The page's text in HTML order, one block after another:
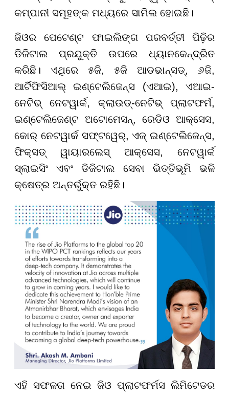
କମ୍ପାନୀ ସମୂହଙ୍କ ମଧ୍ୟରେ ସାମିଲ ହୋଇଛି।
ଜିଓର ପେଟେଣ୍ଟ ଫାଇଲିଙ୍ଗ ପରବର୍ତ୍ତୀ ପିଢ଼ିର
ଡିଜିଟାଲ ପ୍ରଯୁକ୍ତି ଉପରେ ଧ୍ୟାନକେନ୍ଦ୍ରିତ
କରିଛି। ଏଥିରେ ୫ଜି, ୫ଜି ଆଡଭାନ୍ସଡ୍, ୬ଜି,
ଆର୍ଟିଫିସିଆଲ୍ ଇଣ୍ଟେଲିଜେନ୍ସ (ଏଆଇ), ଏଆଇ-
ନେଟିଭ୍ ନେଟୱାର୍କ, କ୍ଲାଉଡ୍-ନେଟିଭ୍ ପ୍ଲାଟଫର୍ମ,
ଇଣ୍ଟେଲିଜେଣ୍ଟ ଅଟୋମେସନ୍, ରେଡିଓ ଆକ୍ସେସ,
କୋର୍ ନେଟୱାର୍କ ସଫ୍ଟୱେର୍, ଏଜ୍ ଇଣ୍ଟେଲିଜେନ୍ସ,
ଫିକ୍ସଡ୍ ୱାୟାରଲେସ୍ ଆକ୍ସେସ, ନେଟୱାର୍କ
ସ୍ଲାଇସିଂ ଏବଂ ଡିଜିଟାଲ ସେବା ଭିତ୍ତିଭୂମି ଭଳି
କ୍ଷେତ୍ର ଅନ୍ତର୍ଭୁକ୍ତ ରହିଛି।
ଏହି ସଫଳତା ନେଇ ଜିଓ ପ୍ଲାଟଫର୍ମସ ଲିମିଟେଡର